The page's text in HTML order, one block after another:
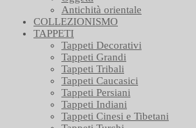
Antichità orientale
COLLEZIONISMO
TAPPETI
Tappeti Decorativi
Tappeti Grandi
Tappeti Tribali
Tappeti Caucasici
Tappeti Persiani
Tappeti Indiani
Tappeti Cinesi e Tibetani